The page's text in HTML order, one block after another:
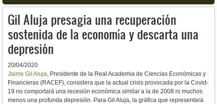
Gil Aluja presagia una recuperación
sostenida de la economía y descarta una
depresión
20/04/2020
Jaime Gil Aluja, Presidente de la Real Academia de Ciencias Económicas y
Financieras (RACEF), considera que la actual crisis provocada por la Covid-
19 no comportará una recesión económica similar a la de 2008 ni muchos
menos una profunda depresión. Para Gil Aluja, la gráfica que representará